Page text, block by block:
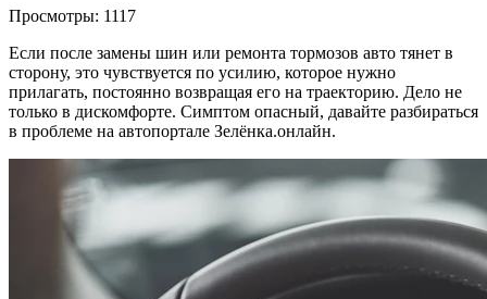
Просмотры: 1117
Если после замены шин или ремонта тормозов авто тянет в
сторону, это чувствуется по усилию, которое нужно
прилагать, постоянно возвращая его на траекторию. Дело не
только в дискомфорте. Симптом опасный, давайте разбираться
в проблеме на автопортале Зелёнка.онлайн.